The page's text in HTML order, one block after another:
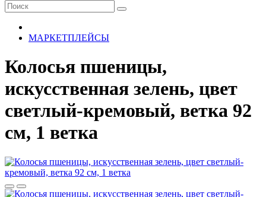
МАРКЕТПЛЕЙСЫ
Колосья пшеницы,
искусственная зелень, цвет
светлый-кремовый, ветка 92
см, 1 ветка